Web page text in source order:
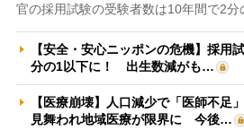
官の採用試験の受験者数は10年間で2分
【安全・安心ニッポンの危機】採用
分の1以下に！ 出生数減がも…
【医療崩壊】人口減少で「医師不足
見舞われ地域医療が限界に 今後…